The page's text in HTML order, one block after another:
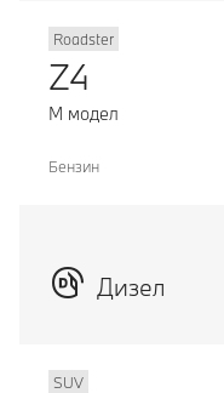
Roadster
Z4
М модел
Бензин
Дизел
SUV